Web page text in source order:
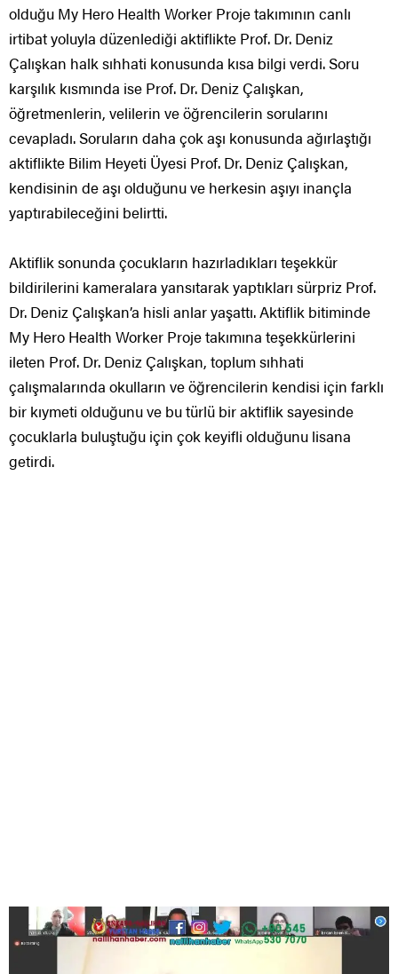
olduğu My Hero Health Worker Proje takımının canlı
irtibat yoluyla düzenlediği aktiflikte Prof. Dr. Deniz
Çalışkan halk sıhhati konusunda kısa bilgi verdi. Soru
karşılık kısmında ise Prof. Dr. Deniz Çalışkan,
öğretmenlerin, velilerin ve öğrencilerin sorularını
cevapladı. Soruların daha çok aşı konusunda ağırlaştığı
aktiflikte Bilim Heyeti Üyesi Prof. Dr. Deniz Çalışkan,
kendisinin de aşı olduğunu ve herkesin aşıyı inançla
yaptırabileceğini belirtti.
Aktiflik sonunda çocukların hazırladıkları teşekkür
bildirilerini kameralara yansıtarak yaptıkları sürpriz Prof.
Dr. Deniz Çalışkan’a hisli anlar yaşattı. Aktiflik bitiminde
My Hero Health Worker Proje takımına teşekkürlerini
ileten Prof. Dr. Deniz Çalışkan, toplum sıhhati
çalışmalarında okulların ve öğrencilerin kendisi için farklı
bir kıymeti olduğunu ve bu türlü bir aktiflik sayesinde
çocuklarla buluştuğu için çok keyifli olduğunu lisana
getirdi.